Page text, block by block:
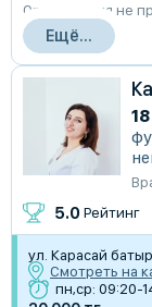
Организация не
Ещё...
5.0 Рейтинг
ул. Карасай
Смотреть на
пн,ср: 09:20-